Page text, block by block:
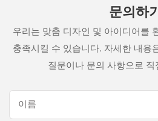
문의하기
우리는 맞춤 디자인 및 아이디어를
충족시킬 수 있습니다. 자세한 내용
질문이나 문의 사항으로
이름